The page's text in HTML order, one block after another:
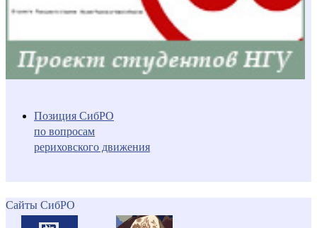
Позиция СибРО
по вопросам
рериховского движения
Сайты СибРО